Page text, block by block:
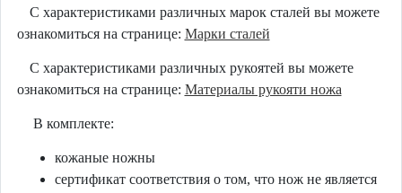
С характеристиками различных марок сталей вы можете
ознакомиться на странице: Марки сталей
С характеристиками различных рукоятей вы можете
ознакомиться на странице: Материалы рукояти ножа
В комплекте:
кожаные ножны
сертификат соответствия о том, что нож не является